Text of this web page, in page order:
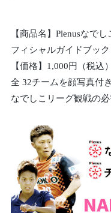
【商品名】Plenusなで
フィシャルガイドブック
【価格】1,000円（税込）
全 32チームを顔写真付
なでしこリーグ観戦の必